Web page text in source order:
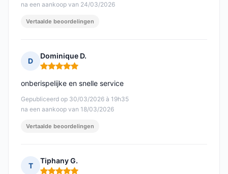
na een aankoop van 24/03/2026
Vertaalde beoordelingen
D
Dominique D.
Opmerking: 5 van 5
Gepubliceerd op 30/03/2026 à 19h35
na een aankoop van 18/03/2026
onberispelijke en snelle service
Vertaalde beoordelingen
T
Tiphany G.